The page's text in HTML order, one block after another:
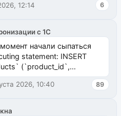
12:14 6
с 1С
начали сыпаться
statement: INSERT
(`product_id`,
2026, 10:40 89